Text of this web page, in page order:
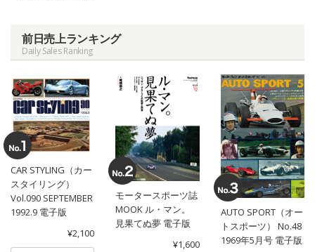
前日売上ランキング
Daily Sales Ranking
CAR STYLING（カー
スタイリング）
Vol.090 SEPTEMBER
1992.9 電子版
¥2,100
モータースポーツ誌
MOOK ル・マン。
見果てぬ夢 電子版
¥1,600
AUTO SPORT（オー
トスポーツ） No.48
1969年5月号 電子版